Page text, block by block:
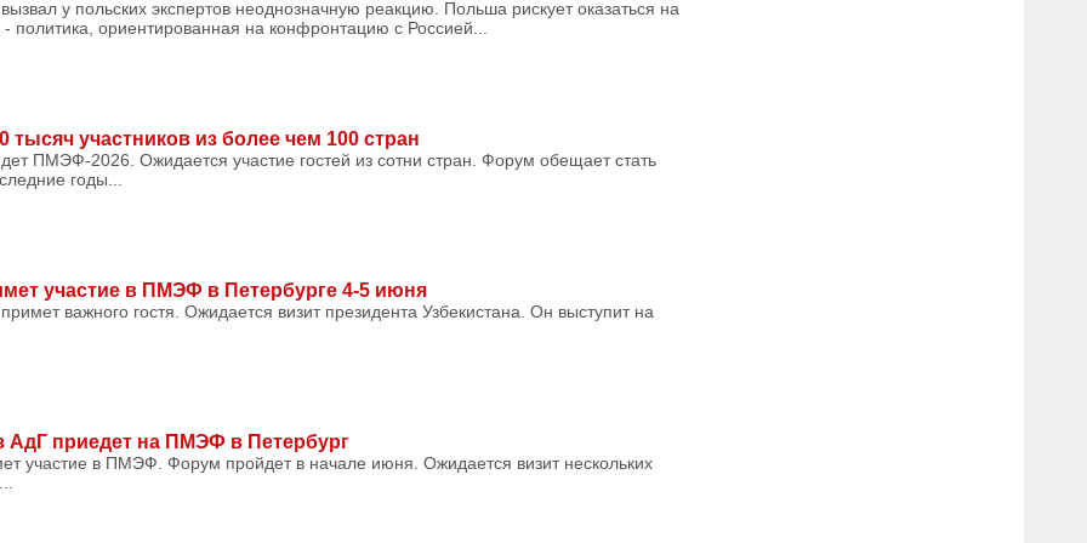
у польских экспертов неоднозначную реакцию. Польша рискует оказаться на
политика, ориентированная на конфронтацию с Россией...
участников из более чем 100 стран
ПМЭФ-2026. Ожидается участие гостей из сотни стран. Форум обещает стать
годы...
участие в ПМЭФ в Петербурге 4-5 июня
важного гостя. Ожидается визит президента Узбекистана. Он выступит на
АдГ приедет на ПМЭФ в Петербург
участие в ПМЭФ. Форум пройдет в начале июня. Ожидается визит нескольких